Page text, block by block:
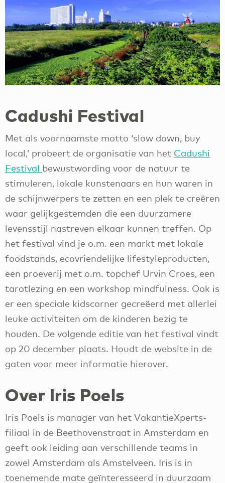
Cadushi Festival
Met als voornaamste motto ‘slow down, buy
local,’ probeert de organisatie van het Cadushi
Festival bewustwording voor de natuur te
stimuleren, lokale kunstenaars en hun waren in
de schijnwerpers te zetten en een plek te creëren
waar gelijkgestemden die een duurzamere
levensstijl nastreven elkaar kunnen treffen. Op
het festival vind je o.m. een markt met lokale
foodstands, ecovriendelijke lifestyleproducten,
een proeverij met o.m. topchef Urvin Croes, een
tarotlezing en een workshop mindfulness. Ook is
er een speciale kidscorner gecreëerd met allerlei
leuke activiteiten om de kinderen bezig te
houden. De volgende editie van het festival vindt
op 20 december plaats. Houdt de website in de
gaten voor meer informatie hierover.
Over Iris Poels
Iris Poels is manager van het VakantieXperts-
filiaal in de Beethovenstraat in Amsterdam en
geeft ook leiding aan verschillende teams in
zowel Amsterdam als Amstelveen. Iris is in
toenemende mate geïnteresseerd in duurzaam